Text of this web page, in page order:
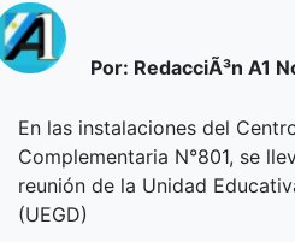
Por: RedacciÃ³n A1
En las instalaciones del
Complementaria N°801, se
reunión de la Unidad
(UEGD)